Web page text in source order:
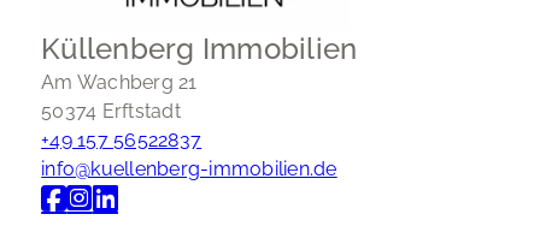
Küllenberg Immobilien
Am Wachberg 21
50374 Erftstadt
+49 157 56522837
info@kuellenberg-immobilien.de